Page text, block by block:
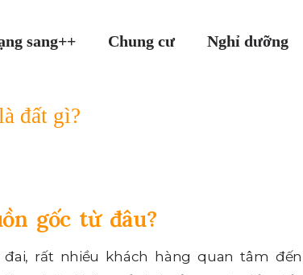
sang++ Chung cư Nghỉ dưỡng
đất gì?
gốc từ đâu?
rất nhiều khách hàng quan tâm đến